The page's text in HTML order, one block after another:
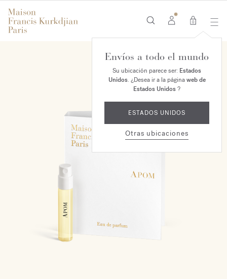
0
Envíos a todo el mundo
Su ubicación parece ser: Estados
Unidos. ¿Desea ir a la páginaweb de
Estados Unidos?
ESTADOS UNIDOS
Otras ubicaciones